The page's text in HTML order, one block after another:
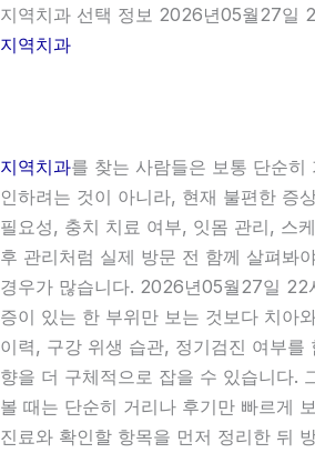
지역치과 선택 정보 2026년05월27일
지역치과
지역치과를 찾는 사람들은 보통 단순히
인하려는 것이 아니라, 현재 불편한 증
필요성, 충치 치료 여부, 잇몸 관리, 스
후 관리처럼 실제 방문 전 함께 살펴봐
경우가 많습니다. 2026년05월27일 22
증이 있는 한 부위만 보는 것보다 치아
이력, 구강 위생 습관, 정기검진 여부를
향을 더 구체적으로 잡을 수 있습니다.
볼 때는 단순히 거리나 후기만 빠르게
진료와 확인할 항목을 먼저 정리한 뒤